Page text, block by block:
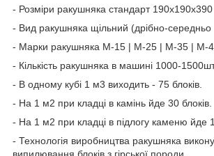
- Розміри ракушняка стандарт 190х190х390
- Вид ракушняка щільний (дрібно-середньо
- Марки ракушняка М-15 | М-25 | М-35 | М-
- Кількість ракушняка в машині 1000-
- В одному кубі 1 м3 виходить - 75 блоків.
- На 1 м2 при кладці в камінь йде 30 блоків.
- На 1 м2 при кладці в підлогу каменю йде
- Технологія виробництва ракушняка
випилювання блоків з гірської породи.